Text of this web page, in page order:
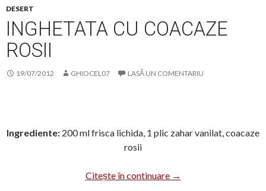
DESERT
INGHETATA CU COACAZE
ROSII
19/07/2012 GHIOCEL07 LASĂ UN COMENTARIU
Ingrediente: 200 ml frisca lichida, 1 plic zahar vanilat, coacaze
rosii
Citește în continuare Inghetata cu coacaze
→